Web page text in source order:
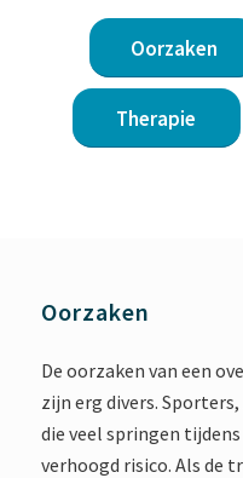
Oorzaken
Therapie
Oorzaken
De oorzaken van een
zijn erg divers.
die veel springen
verhoogd risico. Als